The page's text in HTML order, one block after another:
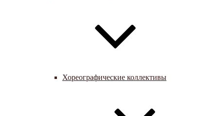
Хореографические коллективы